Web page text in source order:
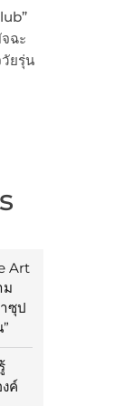
ฉะ
วัยรุ่น
Art
ม
ซุป
ค์